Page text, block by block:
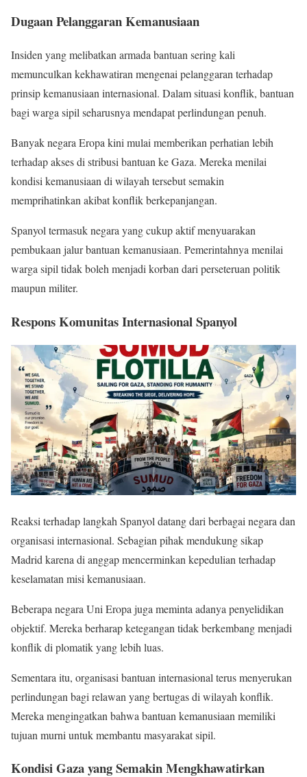
Dugaan Pelanggaran Kemanusiaan
Insiden yang melibatkan armada bantuan sering kali
memunculkan kekhawatiran mengenai pelanggaran terhadap
prinsip kemanusiaan internasional. Dalam situasi konflik, bantuan
bagi warga sipil seharusnya mendapat perlindungan penuh.
Banyak negara Eropa kini mulai memberikan perhatian lebih
terhadap akses di stribusi bantuan ke Gaza. Mereka menilai
kondisi kemanusiaan di wilayah tersebut semakin
memprihatinkan akibat konflik berkepanjangan.
Spanyol termasuk negara yang cukup aktif menyuarakan
pembukaan jalur bantuan kemanusiaan. Pemerintahnya menilai
warga sipil tidak boleh menjadi korban dari perseteruan politik
maupun militer.
Respons Komunitas Internasional Spanyol
Reaksi terhadap langkah Spanyol datang dari berbagai negara dan
organisasi internasional. Sebagian pihak mendukung sikap
Madrid karena di anggap mencerminkan kepedulian terhadap
keselamatan misi kemanusiaan.
Beberapa negara Uni Eropa juga meminta adanya penyelidikan
objektif. Mereka berharap ketegangan tidak berkembang menjadi
konflik di plomatik yang lebih luas.
Sementara itu, organisasi bantuan internasional terus menyerukan
perlindungan bagi relawan yang bertugas di wilayah konflik.
Mereka mengingatkan bahwa bantuan kemanusiaan memiliki
tujuan murni untuk membantu masyarakat sipil.
Kondisi Gaza yang Semakin Mengkhawatirkan